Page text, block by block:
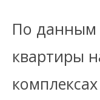
По данным
квартиры